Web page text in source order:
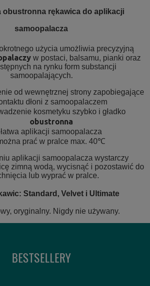
obustronna rękawica do aplikacji
samoopalacza
użycia umożliwia precyzyjną
w postaci, balsamu, pianki oraz
na rynku form substancji
samoopalających.
od wewnętrznej strony zapobiegające
dłoni z samoopalaczem
kosmetyku szybko i gładko
obustronna
łatwa aplikacji samoopalacza
prać w pralce max. 40℃
aplikacji samoopalacza wystarczy
zimną wodą, wycisnąć i pozostawić do
lub wyprać w pralce.
Standard, Velvet i Ultimate
oryginalny. Nigdy nie używany.
BESTSELLERY